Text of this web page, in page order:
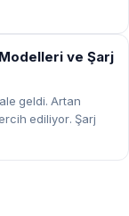
ve Şarj
geldi. Artan
ediliyor. Şarj